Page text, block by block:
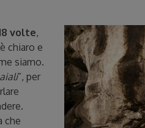
volte,
chiaro e
siamo.
”, per
che